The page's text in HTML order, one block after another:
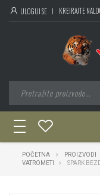
ULOGUJ SE KREIRAJTE
toggle
navigation
POČETNA PROIZVODI
VATROMETI
SPARK